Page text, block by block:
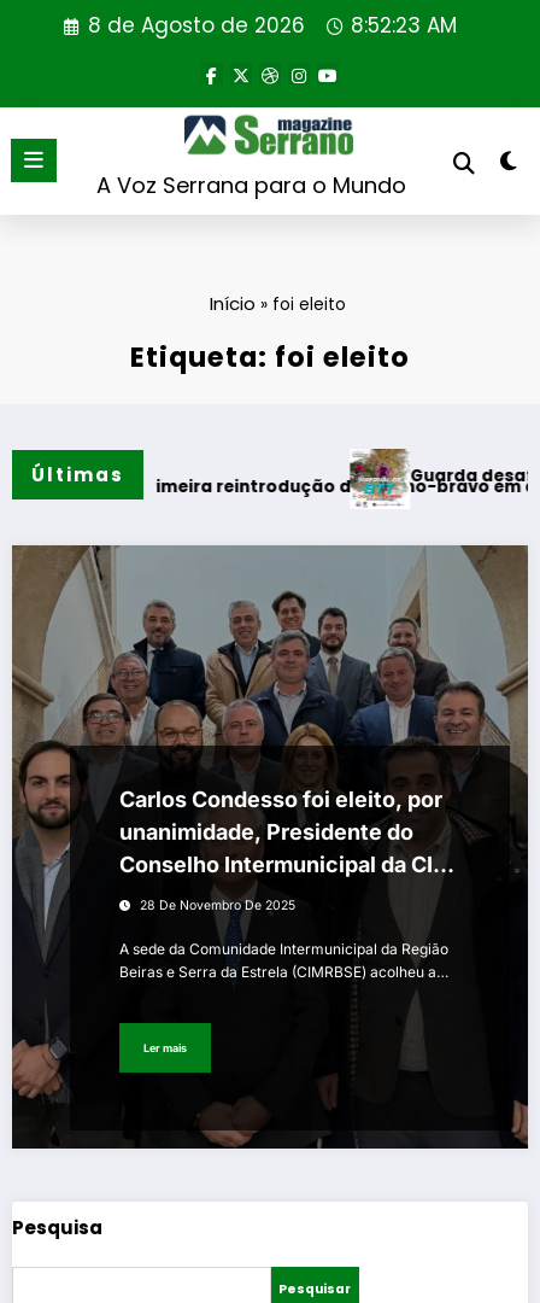
8 de Agosto de 2026 8:52:23 AM
A Voz Serrana para o Mundo
Início » foi eleito
Etiqueta: foi eleito
Últimas
verãoprimeira reintrodução de coelho-bravo em área
Guarda desafia
Carlos Condesso foi eleito, por
unanimidade, Presidente do
Conselho Intermunicipal da CIM
Região Beiras e Serra da Estrela
28 De Novembro De 2025
A sede da Comunidade Intermunicipal da Região
Beiras e Serra da Estrela (CIMRBSE) acolheu a…
Ler mais
Pesquisa
Pesquisar